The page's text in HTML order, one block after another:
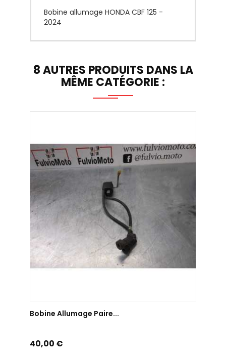
Bobine allumage HONDA CBF 125 -
2024
8 AUTRES PRODUITS DANS LA
MÊME CATÉGORIE :
Bobine Allumage Paire...
Prix
40,00 €